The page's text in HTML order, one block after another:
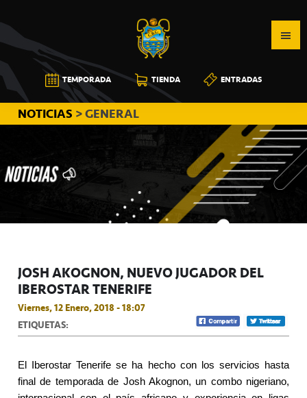
a
la
navegación
principal
al
contenido
principal
a
la
barra
lateral
principal
CB
CANARIAS
TEMPORADA TIENDA ENTRADAS
NOTICIAS > GENERAL
JOSH AKOGNON, NUEVO JUGADOR DEL
IBEROSTAR TENERIFE
Viernes, 12 Enero, 2018 - 18:07
ETIQUETAS:
El Iberostar Tenerife se ha hecho con los servicios hasta
final de temporada de Josh Akognon, un combo nigeriano,